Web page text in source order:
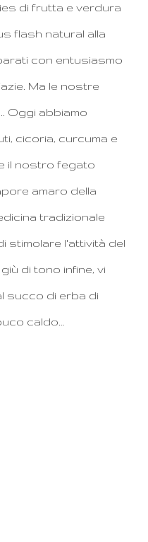
di frutta e verdura
flash natural alla
con entusiasmo
Ma le nostre
Oggi abbiamo
cicoria, curcuma e
il nostro fegato
amaro della
tradizionale
stimolare l'attività del
di tono infine, vi
succo di erba di
caldo…